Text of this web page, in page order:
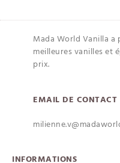
Mada World Vanilla
meilleures vanilles et
prix.
EMAIL DE CONTACT
INFORMATIONS